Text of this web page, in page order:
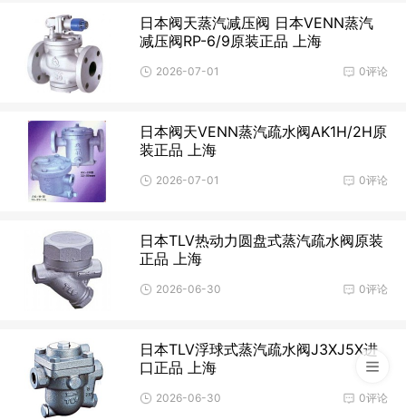
日本阀天蒸汽减压阀 日本VENN蒸汽
减压阀RP-6/9原装正品 上海
0评论
2026-07-01
日本阀天VENN蒸汽疏水阀AK1H/2H原
装正品 上海
0评论
2026-07-01
日本TLV热动力圆盘式蒸汽疏水阀原装
正品 上海
0评论
2026-06-30
日本TLV浮球式蒸汽疏水阀J3XJ5X进
口正品 上海
0评论
2026-06-30